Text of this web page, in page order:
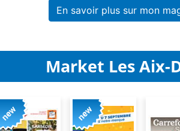
En savoir plus sur mon
Market Les Aix-